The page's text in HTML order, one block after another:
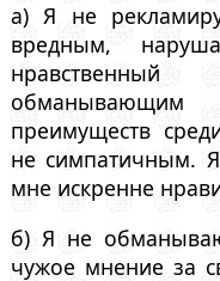
а) Я не
вредным,
нравственный
обманывающим
преимуществ
не симпатичным.
мне искренне
б) Я не
чужое мнение за